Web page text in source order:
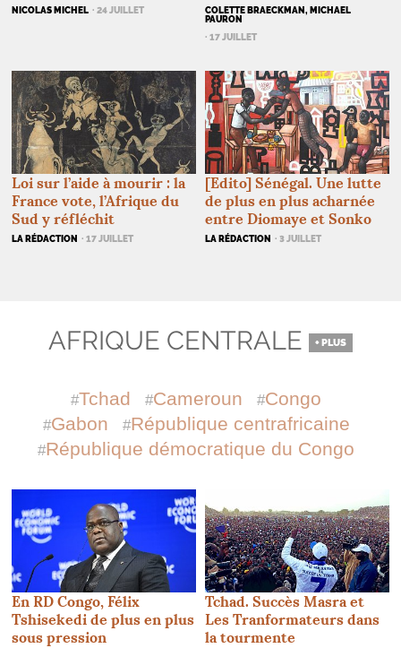
NICOLAS MICHEL · 24 JUILLET
COLETTE BRAECKMAN, MICHAEL
PAURON
· 17 JUILLET
Loi sur l’aide à mourir : la
France vote, l’Afrique du
Sud y réfléchit
LA RÉDACTION · 17 JUILLET
[Edito] Sénégal. Une lutte
de plus en plus acharnée
entre Diomaye et Sonko
LA RÉDACTION · 3 JUILLET
AFRIQUE CENTRALE + PLUS
Tchad Cameroun
Congo
Gabon
République centrafricaine
République démocratique du Congo
EnRD Congo, Félix
Tshisekedi de plus en plus
sous pression
Tchad. Succès Masra et
Les Tranformateurs dans
la tourmente